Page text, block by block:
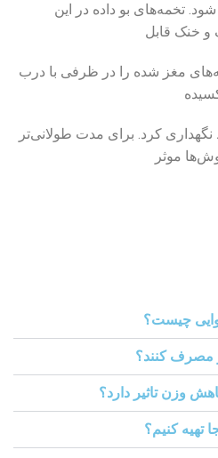
تخمه‌های بو داده در این
مغز شده را در ظرفی با درب
کرد. برای مدت طولانی‌تر
موثر
چیست؟
مصرف کنند؟
وزن تاثیر دارد؟
تهیه کنیم؟